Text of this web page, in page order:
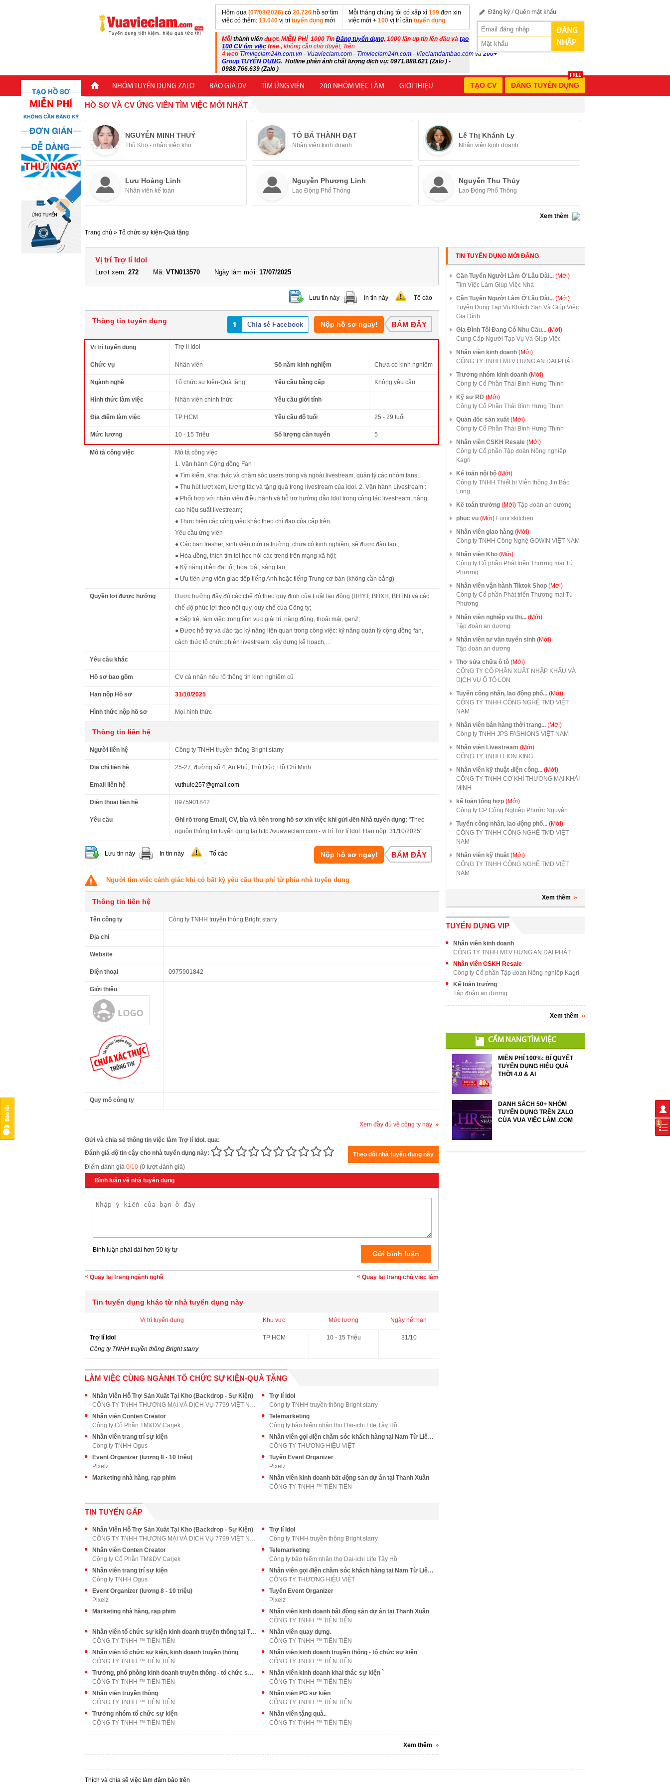
Hôm qua (07/08/2026) có 20.726 hồ sơ tìm
việc có thêm: 13.040 vị trí tuyển dụng mới
Mỗi tháng chúng tôi có xấp xỉ 159 đơn xin
việc mới + 100 vị trí cần tuyển dụng
Mỗithành viên được MIỄN PHÍ 1000 Tin Đăng tuyển dụng, 1000 lần up tin lên đầu và tạo
100 CV tìm việc free , không cần chờ duyệt, Trên
4 web Timvieclam24h.com.vn - Vuavieclam.com - Timvieclam24h.com - Vieclamdambao.com và 200+
Group TUYỂN DỤNG. Hotline phản ánh chất lượng dịch vụ: 0971.888.621 (Zalo ) -
0988.766.639 (Zalo )
Đăng ký /Quên mật khẩu
ĐĂNG
NHẬP
NHÓM TUYỂN DỤNG ZALO BÁO GIÁ DV TÌM ỨNG VIÊN 200 NHÓM VIỆC LÀM GIỚI THIỆU ĐĂNG TUYỂN DỤNG
TẠO CV
HỒ SƠ VÀ CV ỨNG VIÊN TÌM VIỆC MỚI NHẤT
NGUYỄN MINH THUÝ
Thủ Kho - nhân viên kho
TÔ BÁ THÀNH ĐẠT
Nhân viên kinh doanh
Lê Thị Khánh Ly
Nhân viên kinh doanh
Lưu Hoàng Linh
Nhân viên kế toán
Nguyễn Phương Linh
Lao Động Phổ Thông
Nguyễn Thu Thủy
Lao Động Phổ Thông
Xem thêm
Trang chủ » Tổ chức sự kiện-Quà tặng
Vị trí Trợ lí Idol
Lượt xem: 272 Mã: VTN013570 Ngày làm mới: 17/07/2025
Lưu tin này In tin này Tố cáo
Thông tin tuyển dụng Nộp hồ sơ ngay! BẤM ĐÂY
Vị trí tuyển dụng Trợ lí Idol
Chức vụ Nhân viên Số năm kinh nghiệm Chưa có kinh nghiệm
Ngành nghề Tổ chức sự kiện-Quà tặng Yêu cầu bằng cấp Không yêu cầu
Hình thức làm việc Nhân viên chính thức Yêu cầu giới tính
Địa điểm làm việc TP HCM Yêu cầu độ tuổi 25 - 29 tuổi
Mức lương 10 - 15 Triệu Số lượng cần tuyển 5
Mô tả công việc
Mô tả công việc
1. Vận hành Cộng đồng Fan :
● Tìm kiếm, khai thác và chăm sóc users trong và ngoài livestream, quản lý các nhóm fans;
● Thu hút lượt xem, tương tác và tặng quà trong livestream của Idol. 2. Vận hành Livestream :
● Phối hợp với nhân viên điều hành và hỗ trợ hướng dẫn Idol trong công tác livestream, nâng
cao hiệu suất livestream;
● Thực hiện các công việc khác theo chỉ đạo của cấp trên.
Yêu cầu ứng viên
● Các bạn fresher, sinh viên mới ra trường, chưa có kinh nghiệm, sẽ được đào tạo ;
● Hòa đồng, thích tìm tòi học hỏi các trend trên mạng xã hội;
● Kỹ năng diễn đạt tốt, hoạt bát, sáng tạo;
● Ưu tiên ứng viên giao tiếp tiếng Anh hoặc tiếng Trung cơ bản (không cần bằng)
Quyền lợi được hưởng
Được hưởng đầy đủ các chế độ theo quy định của Luật lao động (BHYT, BHXH, BHTN) và các
chế độ phúc lợi theo nội quy, quy chế của Công ty;
● Sếp trẻ, làm việc trong lĩnh vực giải trí, năng động, thoải mái, genZ;
● Được hỗ trợ và đào tạo kỹ năng liên quan trong công việc: kỹ năng quản lý cộng đồng fan,
cách thức tổ chức phiên livestream, xây dựng kế hoạch,…
Yêu cầu khác
Hồ sơ bao gồm CV cá nhân nêu rõ thông tin kinh nghiệm cũ
Hạn nộp Hồ sơ 31/10/2025
Hình thức nộp hồ sơ Mọi hình thức
Thông tin liên hệ
Người liên hệ Công ty TNHH truyền thông Bright starry
Địa chỉ liên hệ 25-27, đường số 4, An Phú, Thủ Đức, Hồ Chí Minh
Email liên hệ vuthule257@gmail.com
Điện thoại liên hệ 0975901842
Yêu cầu Ghi rõ trong Email, CV, bìa và bên trong hồ sơ xin việc khi gửi đến Nhà tuyển dụng: "Theo
nguồn thông tin tuyển dụng tại http://vuavieclam.com - vị trí Trợ lí Idol. Hạn nộp: 31/10/2025"
Lưu tin này In tin này Tố cáo Nộp hồ sơ ngay! BẤM ĐÂY
Người tìm việc cảnh giác khi có bất kỳ yêu cầu thu phí từ phía nhà tuyển dụng
Thông tin liên hệ
Tên công ty Công ty TNHH truyền thông Bright starry
Địa chỉ
Website
Điện thoại 0975901842
Giới thiệu
Quy mô công ty
Xem đầy đủ về công ty này
Gửi và chia sẻ thông tin việc làm Trợ lí Idol. qua:
Đánh giá độ tin cậy cho nhà tuyển dụng này:
Điểm đánh giá 0/10 (0 lượt đánh giá)
Bình luận về nhà tuyển dụng
Bình luận phải dài hơn 50 ký tự
Quay lại trang ngành nghề Quay lại trang chủ việc làm
Tin tuyển dụng khác từ nhà tuyển dụng này
Vị trí tuyển dụng Khu vực Mức lương Ngày hết hạn
Trợ lí Idol
Công ty TNHH truyền thông Bright starry
TP HCM 10 - 15 Triệu 31/10
LÀM VIỆC CÙNG NGÀNH TỔ CHỨC SỰ KIỆN-QUÀ TẶNG
Nhân Viên Hỗ Trợ Sản Xuất Tại Kho (Backdrop - Sự Kiện)
CÔNG TY TNHH THƯƠNG MẠI VÀ DỊCH VỤ 7799 VIỆT NAM
Trợ lí Idol
Công ty TNHH truyền thông Bright starry
Nhân viên Conten Creator
Công ty Cổ Phần TM&DV Carjek
Telemarketing
Công ty bảo hiểm nhân thọ Dai-ichi Life Tây Hồ
Nhân viên trang trí sự kiện
Công ty TNHH Ogus
Nhân viên gọi điện chăm sóc khách hàng tại Nam Từ Liêm, Hà Nội
CÔNG TY THƯƠNG HIỆU VIỆT
Event Organizer (lương 8 - 10 triệu)
Pixelz
Tuyển Event Organizer
Pixelz
Marketing nhà hàng, rạp phim
Nhân viên kinh doanh bất động sản dự án tại Thanh Xuân
CÔNG TY TNHH ™ TIÊN TIẾN
TIN TUYỂN GẤP
Nhân Viên Hỗ Trợ Sản Xuất Tại Kho (Backdrop - Sự Kiện)
CÔNG TY TNHH THƯƠNG MẠI VÀ DỊCH VỤ 7799 VIỆT NAM
Trợ lí Idol
Công ty TNHH truyền thông Bright starry
Nhân viên Conten Creator
Công ty Cổ Phần TM&DV Carjek
Telemarketing
Công ty bảo hiểm nhân thọ Dai-ichi Life Tây Hồ
Nhân viên trang trí sự kiện
Công ty TNHH Ogus
Nhân viên gọi điện chăm sóc khách hàng tại Nam Từ Liêm, Hà Nội
CÔNG TY THƯƠNG HIỆU VIỆT
Event Organizer (lương 8 - 10 triệu)
Pixelz
Tuyển Event Organizer
Pixelz
Marketing nhà hàng, rạp phim
Nhân viên kinh doanh bất động sản dự án tại Thanh Xuân
CÔNG TY TNHH ™ TIÊN TIẾN
Nhân viên tổ chức sự kiện kinh doanh truyền thông tại Thanh Xuân
CÔNG TY TNHH ™ TIÊN TIẾN
Nhân viên quay dựng.
CÔNG TY TNHH ™ TIÊN TIẾN
Nhân viên tổ chức sự kiện, kinh doanh truyền thông
CÔNG TY TNHH ™ TIÊN TIẾN
Nhân viên kinh doanh truyền thông - tổ chức sự kiện
CÔNG TY TNHH ™ TIÊN TIẾN
Trưởng, phó phòng kinh doanh truyền thông - tổ chức sự kiện
CÔNG TY TNHH ™ TIÊN TIẾN
Nhân viên kinh doanh khai thác sự kiện `
CÔNG TY TNHH ™ TIÊN TIẾN
Nhân viên truyền thông
CÔNG TY TNHH ™ TIÊN TIẾN
Nhân viên PG sự kiện
CÔNG TY TNHH ™ TIÊN TIẾN
Trưởng nhóm tổ chức sự kiện
CÔNG TY TNHH ™ TIÊN TIẾN
Nhân viên tặng quà..
CÔNG TY TNHH ™ TIÊN TIẾN
Xem thêm
TIN TUYỂN DỤNG MỚI ĐĂNG
Cần Tuyển Người Làm Ở Lâu Dài... (Mới)
Tìm Việc Làm Giúp Việc Nhà
Cần Tuyển Người Làm Ở Lâu Dài... (Mới)
Tuyển Dụng Tạp Vụ Khách Sạn Và Giúp Việc
Gia Đình
Gia Đình Tôi Đang Có Nhu Cầu... (Mới)
Cung Cấp Người Tạp Vụ Và Giúp Việc
Nhân viên kinh doanh (Mới)
CÔNG TY TNHH MTV HƯNG AN ĐẠI PHÁT
Trưởng nhóm kinh doanh (Mới)
Công ty Cổ Phần Thái Bình Hưng Thịnh
Kỹ sư RD (Mới)
Công ty Cổ Phần Thái Bình Hưng Thịnh
Quản đốc sản xuất (Mới)
Công ty Cổ Phần Thái Bình Hưng Thịnh
Nhân viên CSKH Resale (Mới)
Công ty Cổ phần Tập đoàn Nông nghiệp
Kagri
Kế toán nội bộ (Mới)
Công ty TNHH Thiết bị Viễn thông Jin Bảo
Long
Kế toán trưởng (Mới) Tập đoàn an dương
phục vụ (Mới) Fumi’skitchen
Nhân viên giao hàng (Mới)
Công ty TNHH Công Nghệ GOWIN VIỆT NAM
Nhân viên Kho (Mới)
Công ty Cổ phần Phát triển Thương mại Tú
Phương
Nhân viên vận hành Tiktok Shop (Mới)
Công ty Cổ phần Phát triển Thương mại Tú
Phương
Nhân viên nghiệp vụ thị... (Mới)
Tập đoàn an dương
Nhân viên tư vấn tuyển sinh (Mới)
Tập đoàn an dương
Thợ sửa chữa ô tô (Mới)
CÔNG TY CỔ PHẦN XUẤT NHẬP KHẨU VÀ
DỊCH VỤ Ô TÔ LON
Tuyển công nhân, lao động phổ... (Mới)
CÔNG TY TNHH CÔNG NGHỆ TMD VIỆT
NAM
Nhân viên bán hàng thời trang... (Mới)
Công ty TNHH JPS FASHIONS VIỆT NAM
Nhân viên Livestream (Mới)
CÔNG TY TNHH LION KING
Nhân viên kỹ thuật điện công... (Mới)
CÔNG TY TNHH CƠ KHÍ THƯƠNG MẠI KHẢI
MINH
kế toán tổng hợp (Mới)
Công ty CP Công Nghiệp Phước Nguyên
Tuyển công nhân, lao động phổ... (Mới)
CÔNG TY TNHH CÔNG NGHỆ TMD VIỆT
NAM
Nhân viên kỹ thuật (Mới)
CÔNG TY TNHH CÔNG NGHỆ TMD VIỆT
NAM
Xem thêm
TUYỂN DỤNG VIP
Nhân viên kinh doanh
CÔNG TY TNHH MTV HƯNG AN ĐẠI PHÁT
Nhân viên CSKH Resale
Công ty Cổ phần Tập đoàn Nông nghiệp Kagri
Kế toán trưởng
Tập đoàn an dương
Xem thêm
CẨM NANG TÌM VIỆC
MIỄN PHÍ 100%: BÍ QUYẾT
TUYỂN DỤNG HIỆU QUẢ
THỜI 4.0 & AI
DANH SÁCH 50+ NHÓM
TUYỂN DỤNG TRÊN ZALO
CỦA VUA VIỆC LÀM .COM
Thích và chia sẽ việc làm đảm bảo trên
1